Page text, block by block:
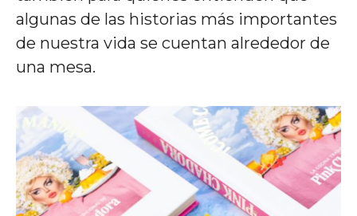
algunas de las historias más importantes
de nuestra vida se cuentan alrededor de
una mesa.